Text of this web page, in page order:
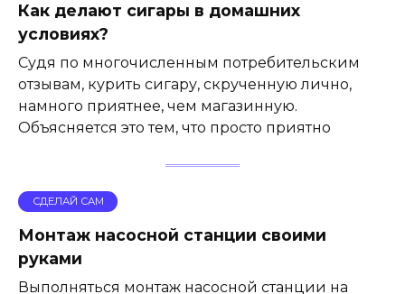
Как делают сигары в домашних
условиях?
Судя по многочисленным потребительским
отзывам, курить сигару, скрученную лично,
намного приятнее, чем магазинную.
Объясняется это тем, что просто приятно
СДЕЛАЙ САМ
Монтаж насосной станции своими
руками
Выполняться монтаж насосной станции на